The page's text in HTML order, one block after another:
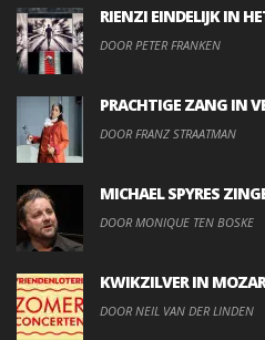
RIENZI EINDELIJK IN
DOOR PETER FRANKEN
PRACHTIGE ZANG IN
DOOR FRANZ STRAATMAN
MICHAEL SPYRES
DOOR MONIQUE TEN BOSKE
KWIKZILVER IN
DOOR NEIL VAN DER LINDEN